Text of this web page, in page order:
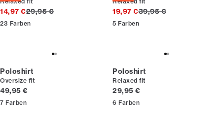
14,97 €Ursprünglicher Preis
29,95 €
23 Farben
19,97 €Ursprünglicher Preis
39,95 €
5 Farben
Poloshirt
Oversize fit
Preis
49,95 €
7 Farben
Poloshirt
Relaxed fit
Preis
29,95 €
6 Farben